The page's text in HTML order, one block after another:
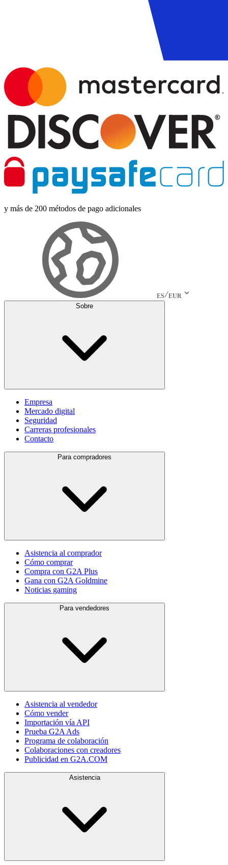
y más de 200 métodos de pago adicionales
ES EUR
Sobre
Empresa
Mercado digital
Seguridad
Carreras profesionales
Contacto
Para compradores
Asistencia al comprador
Cómo comprar
Compra con G2A Plus
Gana con G2A Goldmine
Noticias gaming
Para vendedores
Asistencia al vendedor
Cómo vender
Importación vía API
Prueba G2A Ads
Programa de colaboración
Colaboraciones con creadores
Publicidad en G2A.COM
Asistencia